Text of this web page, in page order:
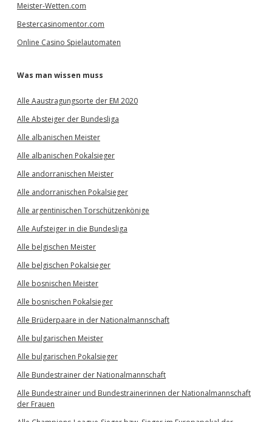
Meister-Wetten.com
Bestercasinomentor.com
Online Casino Spielautomaten
Was man wissen muss
Alle Aaustragungsorte der EM 2020
Alle Absteiger der Bundesliga
Alle albanischen Meister
Alle albanischen Pokalsieger
Alle andorranischen Meister
Alle andorranischen Pokalsieger
Alle argentinischen Torschützenkönige
Alle Aufsteiger in die Bundesliga
Alle belgischen Meister
Alle belgischen Pokalsieger
Alle bosnischen Meister
Alle bosnischen Pokalsieger
Alle Brüderpaare in der Nationalmannschaft
Alle bulgarischen Meister
Alle bulgarischen Pokalsieger
Alle Bundestrainer der Nationalmannschaft
Alle Bundestrainer und Bundestrainerinnen der Nationalmannschaft
der Frauen